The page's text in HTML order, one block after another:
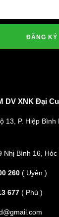
ĐĂNG KÝ
DV XNK Đại
13, P. Hiệp
Bình 16, Hóc
260 ( Uyên )
677 ( Phú )